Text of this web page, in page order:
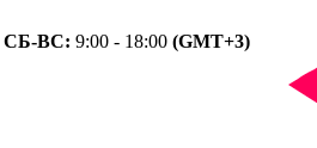
СБ-ВС: 9:00 - 18:00 (GMT+3)